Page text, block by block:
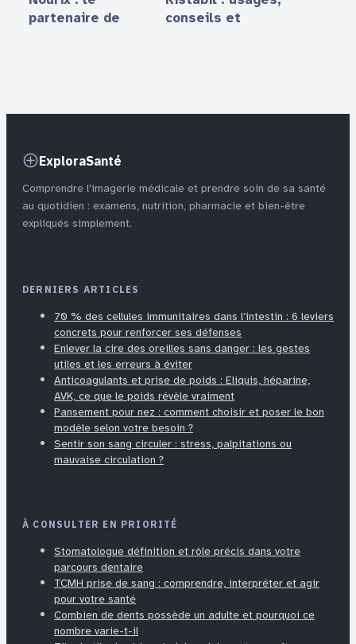
partenaire de
conseils et
ExploraSanté
Comprendre l'imagerie médicale et prendre soin de sa santé
au quotidien : examens, nutrition, pharmacie et bien-être
expliqués simplement.
DERNIERS ARTICLES
70 % des cellules immunitaires dans l’intestin : 6 leviers
concrets pour renforcer ses défenses
Enlever la cire des oreilles sans danger : les gestes
utiles et les erreurs à éviter
Anticoagulants et prise de poids : Eliquis, héparine,
AVK, ce que le poids révèle vraiment
Pansement pour nez : comment choisir et poser le bon
modèle selon votre besoin ?
Sentir son sang circuler : stress, palpitations ou
mauvaise circulation ?
À CONSULTER EN PRIORITÉ
Stomatologue définition et rôle précis dans votre
parcours dentaire
TCMH prise de sang : comprendre, interpréter et agir
pour votre santé
Combien de dents possède un adulte et pourquoi ce
nombre varie-t-il